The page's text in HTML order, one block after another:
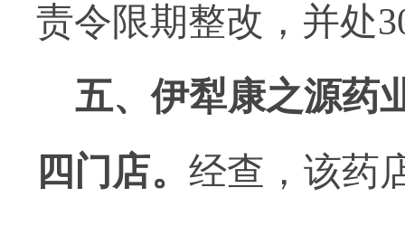
责令限期整改，并处
五、伊犁康之源药
四门店。 经查，该药